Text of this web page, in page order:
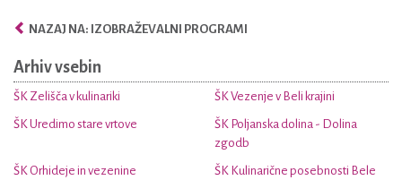
NAZAJ NA: IZOBRAŽEVALNI PROGRAMI
Arhiv vsebin
ŠK Zelišča v kulinariki ŠK Vezenje v Beli krajini
ŠK Uredimo stare vrtove
ŠK Poljanska dolina - Dolina
zgodb
ŠK Orhideje in vezenine
ŠK Kulinarične posebnosti Bele